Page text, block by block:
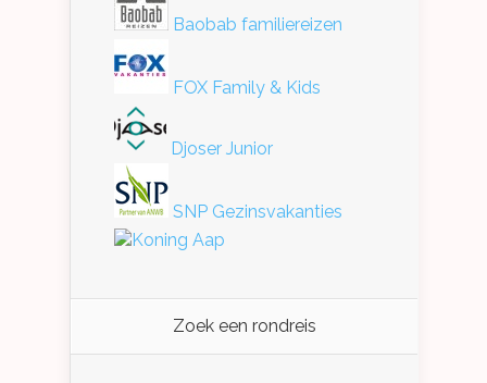
Baobab familiereizen
FOX Family & Kids
Djoser Junior
SNP Gezinsvakanties
Koning Aap
Zoek een rondreis